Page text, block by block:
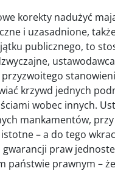
korekty nadużyć
i uzasadnione,
publicznego, to
przyzwoitego
krzywd jednych
wobec innych.
mankamentów,
– a do tego
praw
państwie prawnym –